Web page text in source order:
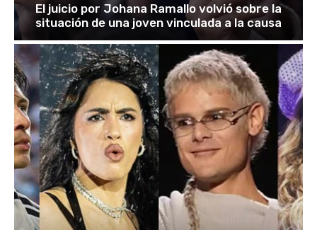
El juicio por Johana Ramallo volvió sobre la
situación de una joven vinculada a la causa